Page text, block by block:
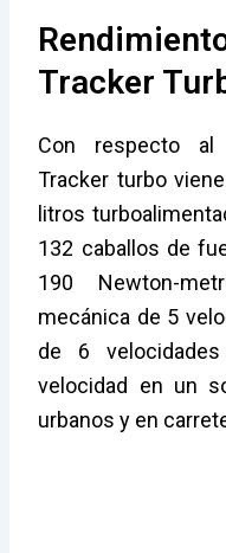
Tracker
Con respecto al
Tracker turbo
litros
132 caballos de
190 Newton-
mecánica de 5
de 6
velocidad en un
urbanos y en